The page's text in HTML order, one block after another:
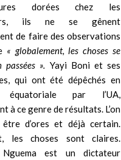
dorées chez les
ils ne se gênent
de faire des observations
« globalement, les choses se
». Yayi Boni et ses
qui ont été dépêchés en
équatoriale par l’UA,
à ce genre de résultats. L’on
d’ores et déjà certain.
les choses sont claires.
Nguema est un dictateur